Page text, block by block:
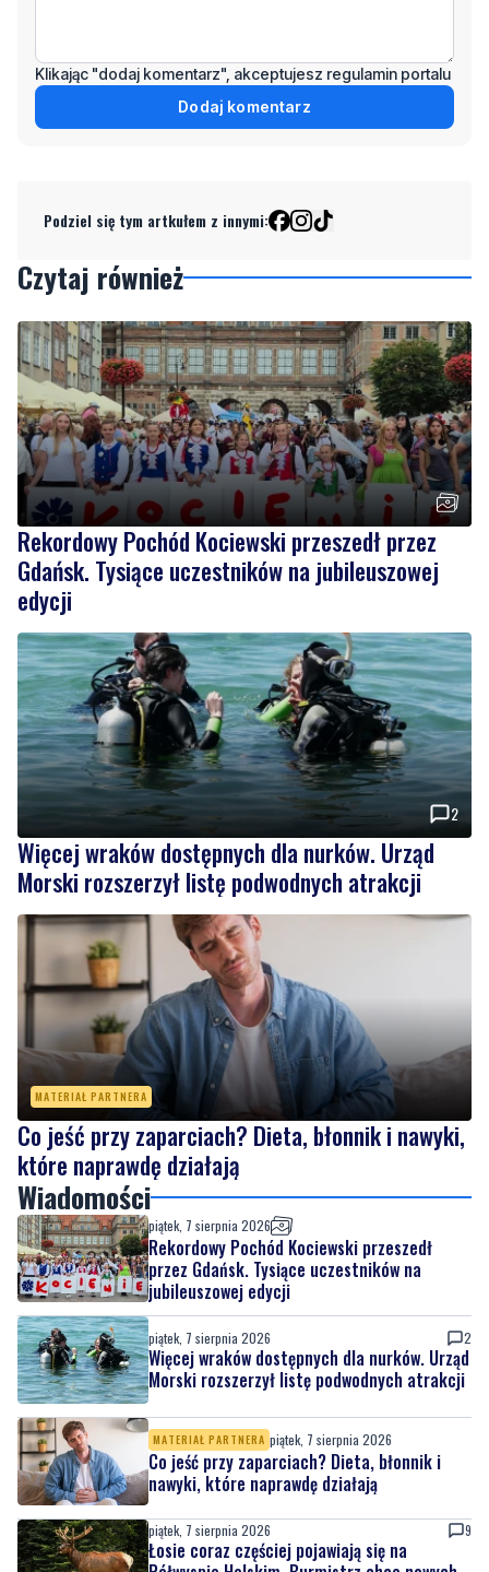
Rekordowy Pochód Kociewski przeszedł przez
Gdańsk. Tysiące uczestników na jubileuszowej
edycji
2
Więcej wraków dostępnych dla nurków. Urząd
Morski rozszerzył listę podwodnych atrakcji
MATERIAŁ PARTNERA
Co jeść przy zaparciach? Dieta, błonnik i nawyki,
które naprawdę działają
Wiadomości
piątek, 7 sierpnia 2026
Rekordowy Pochód Kociewski przeszedł
przez Gdańsk. Tysiące uczestników na
jubileuszowej edycji
piątek, 7 sierpnia 2026
Więcej wraków dostępnych dla nurków. Urząd
Morski rozszerzył listę podwodnych atrakcji
MATERIAŁ PARTNERA piątek, 7 sierpnia 2026
Co jeść przy zaparciach? Dieta, błonnik i
piątek, 7 sierpnia 2026
Łosie coraz częściej pojawiają się na
Półwyspie Helskim. Burmistrz chce nowych
znaków drogowych